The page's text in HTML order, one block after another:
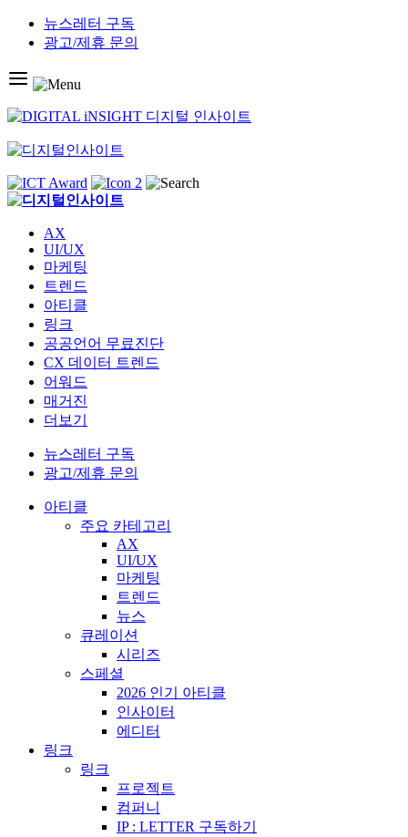
Skip
content
뉴스레터 구독
광고/제휴 문의
AX
UI/UX
마케팅
트렌드
아티클
링크
공공언어 무료진단
CX 데이터 트렌드
어워드
매거진
더보기
뉴스레터 구독
광고/제휴 문의
아티클
주요 카테고리
AX
UI/UX
마케팅
트렌드
뉴스
큐레이션
시리즈
스페셜
2026 인기 아티클
인사이터
에디터
링크
링크
프로젝트
컴퍼니
IP : LETTER 구독하기